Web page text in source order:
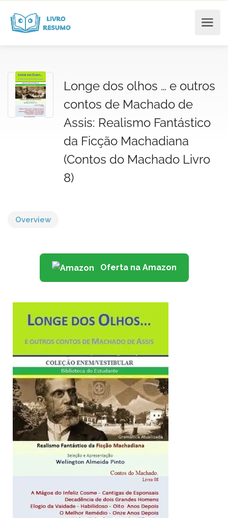
Longe dos olhos … e outros
contos de Machado de
Assis: Realismo Fantástico
da Ficção Machadiana
(Contos do Machado Livro
8)
Overview
Oferta na Amazon